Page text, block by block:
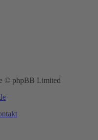
© phpBB Limited